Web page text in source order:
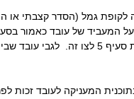
גמל (הסדר קצבתי או
על 10% משכרו (5% תגמולי עובד ו- 5% תגמולי מעביד), אך על
המעניקה לעובד זכות